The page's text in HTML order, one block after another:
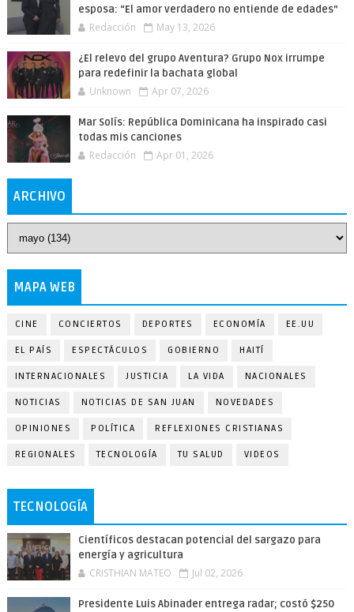
esposa: “El amor verdadero no entiende de edades”
Redacción May 13, 2026
¿El relevo del grupo Aventura? Grupo Nox irrumpe
para redefinir la bachata global
Unknown Apr 07, 2026
Mar Solís: República Dominicana ha inspirado casi
todas mis canciones
Redacción Apr 01, 2026
ARCHIVO
MAPA WEB
CINE CONCIERTOS DEPORTES ECONOMÍA EE.UU
EL PAÍS ESPECTÁCULOS GOBIERNO HAITÍ
INTERNACIONALES JUSTICIA LA VIDA NACIONALES
NOTICIAS NOTICIAS DE SAN JUAN NOVEDADES
OPINIONES POLÍTICA REFLEXIONES CRISTIANAS
REGIONALES TECNOLOGÍA TU SALUD VIDEOS
TECNOLOGÍA
Científicos destacan potencial del sargazo para
energía y agricultura
CRISTHIAN MATEO Jul 02, 2026
Presidente Luis Abinader entrega radar; costó $250